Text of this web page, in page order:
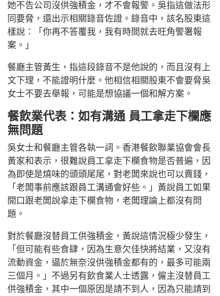
她不告公司沒供強積金，才不會報警。吳指這做法形
同要脅，還出示相關錄音佐證。錄音中，該名股東這
樣說：「你再不答覆我，我有時間就去旺角警署報
案。」
餐廳主管黃生，指這段錄音不是他說的，而且沒有上
文下理，不能證明什麼。他相信相關股東不會要脅吳
女士不要去舉報，可能是想協議一個和解方案。
餐飲業代表：如有溝通 員工拿走下欄應
無問題
吳女士和餐廳主管各執一詞。香港餐飲聯業協會會長
黃家和表示，很難說員工拿走下欄食物是否普遍，因
為即使是燒味的頭頭尾尾，對老闆來說也可以賣錢，
「老闆事前應該跟員工溝通會好些。」黃說員工如果
開口跟老闆說拿走下欄食物，老闆理論上都沒有問
題。
對於餐廳沒替員工供強積金，黃說這情況極少發生，
「但可能有些食肆，因為生意欠佳快將結業，又沒有
流動資金，逼於無奈沒供強積金都有的，最多可能兩
三個月。」不過另有飲食業人士透露，僱主沒替員工
供強積金，其中一個原因是請不到人，因為只能請到